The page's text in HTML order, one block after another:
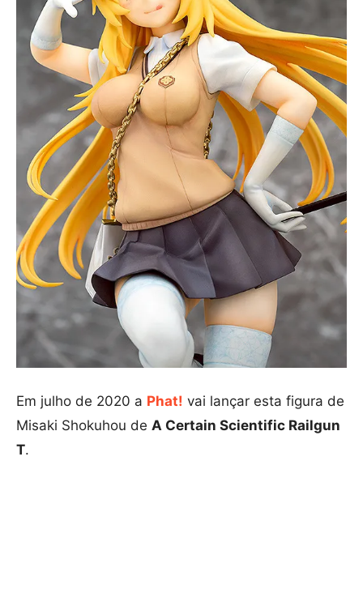
Em julho de 2020 a Phat! vai lançar esta figura de
Misaki Shokuhou de A Certain Scientific Railgun
T.